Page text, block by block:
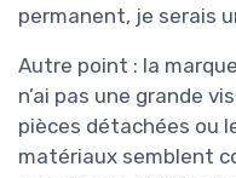
permanent, je serais
Autre point : la
n’ai pas une grande
pièces détachées ou
matériaux semblent